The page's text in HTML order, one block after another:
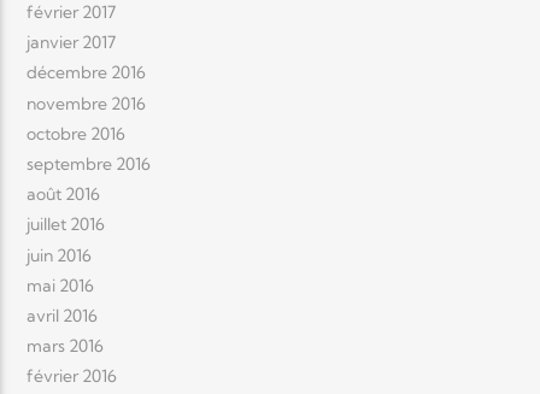
février 2017
janvier 2017
décembre 2016
novembre 2016
octobre 2016
septembre 2016
août 2016
juillet 2016
juin 2016
mai 2016
avril 2016
mars 2016
février 2016